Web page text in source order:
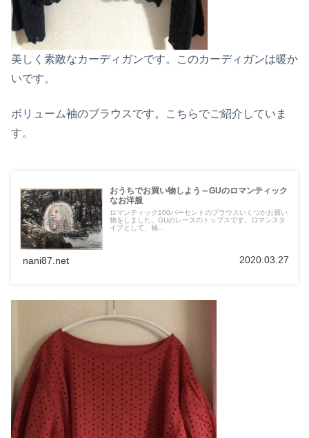
美しく素敵なカーディガンです。このカーディガンは暖か
いです。
ボリューム袖のブラウスです。こちらでご紹介していま
す。
おうちでお買い物しよう～GUのロマンティック
なお洋服
ロマンティック100パーセントのブラウスいくつかお買い
物をしました。GUのレースのトップスです。ロマンスタ
イプとして、袖...
nani87.net 2020.03.27